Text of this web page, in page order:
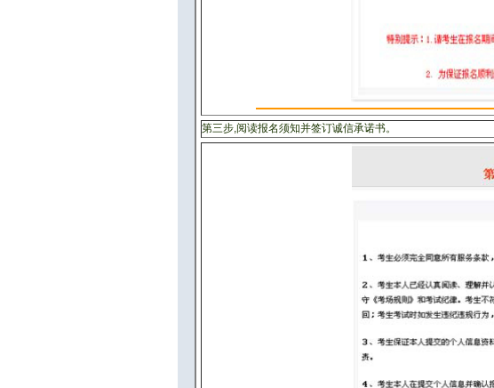
第三步,阅读报名须知并签订诚信承诺书。